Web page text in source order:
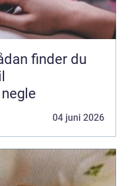
04 juni 2026